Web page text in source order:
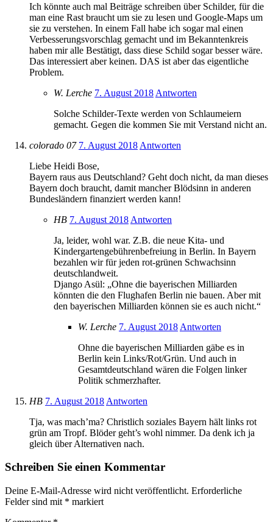
Ich könnte auch mal Beiträge schreiben über Schilder, für die
man eine Rast braucht um sie zu lesen und Google-Maps um
sie zu verstehen. In einem Fall habe ich sogar mal einen
Verbesserungsvorschlag gemacht und im Bekanntenkreis
haben mir alle Bestätigt, dass diese Schild sogar besser wäre.
Das interessiert aber keinen. DAS ist aber das eigentliche
Problem.
W. Lerche 7. August 2018 Antworten
Solche Schilder-Texte werden von Schlaumeiern
gemacht. Gegen die kommen Sie mit Verstand nicht an.
colorado 07 7. August 2018 Antworten
Liebe Heidi Bose,
Bayern raus aus Deutschland? Geht doch nicht, da man dieses
Bayern doch braucht, damit mancher Blödsinn in anderen
Bundesländern finanziert werden kann!
HB 7. August 2018 Antworten
Ja, leider, wohl war. Z.B. die neue Kita- und
Kindergartengebührenbefreiung in Berlin. In Bayern
bezahlen wir für jeden rot-grünen Schwachsinn
deutschlandweit.
Django Asül: „Ohne die bayerischen Milliarden
könnten die den Flughafen Berlin nie bauen. Aber mit
den bayerischen Milliarden können sie es auch nicht.“
W. Lerche 7. August 2018 Antworten
Ohne die bayerischen Milliarden gäbe es in
Berlin kein Links/Rot/Grün. Und auch in
Gesamtdeutschland wären die Folgen linker
Politik schmerzhafter.
HB 7. August 2018 Antworten
Tja, was mach’ma? Christlich soziales Bayern hält links rot
grün am Tropf. Blöder geht’s wohl nimmer. Da denk ich ja
gleich über Alternativen nach.
Schreiben Sie einen Kommentar
Deine E-Mail-Adresse wird nicht veröffentlicht. Erforderliche
Felder sind mit * markiert